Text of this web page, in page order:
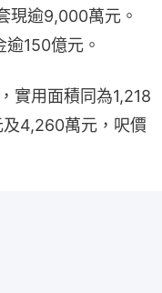
現逾9,000萬元。
150億元。
實用面積同為1,218
4,260萬元，呎價